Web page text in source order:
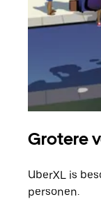
Grotere
UberXL is
personen.